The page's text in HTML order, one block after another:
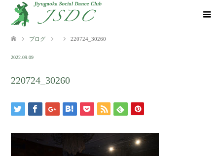
ブログ 220724_30260
2022.09.09
220724_30260